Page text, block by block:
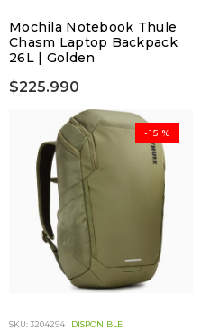
Mochila Notebook Thule
Chasm Laptop Backpack
26L | Golden
$225.990
SKU: 3204294 | DISPONIBLE
-15 %